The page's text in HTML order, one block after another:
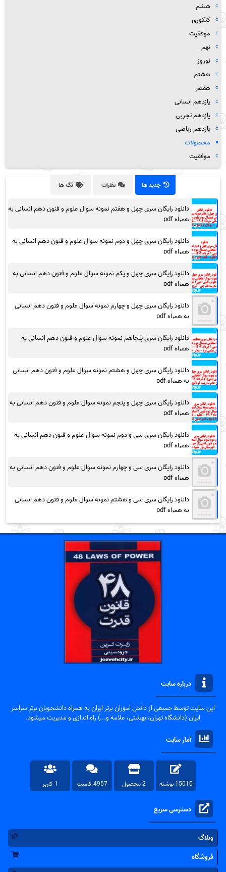
ششم
کنکوری
موفقیت
نهم
نوروز
هشتم
هفتم
یازدهم انسانی
یازدهم تجربی
یازدهم ریاضی
محصولات
موفقیت
جدید ها نظرات تگ ها
دانلود رایگان سری چهل و هفتم نمونه سوال علوم و فنون دهم انسانی به
همراه pdf
دانلود رایگان سری چهل و دوم نمونه سوال علوم و فنون دهم انسانی به
همراه pdf
دانلود رایگان سری چهل و یکم نمونه سوال علوم و فنون دهم انسانی به
همراه pdf
دانلود رایگان سری چهل و چهارم نمونه سوال علوم و فنون دهم انسانی
به همراه pdf
دانلود رایگان سری پنجاهم نمونه سوال علوم و فنون دهم انسانی به
همراه pdf
دانلود رایگان سری چهل و هشتم نمونه سوال علوم و فنون دهم انسانی
به همراه pdf
دانلود رایگان سری چهل و پنجم نمونه سوال علوم و فنون دهم انسانی به
همراه pdf
دانلود رایگان سری سی و دوم نمونه سوال علوم و فنون دهم انسانی به
همراه pdf
دانلود رایگان سری سی و چهارم نمونه سوال علوم و فنون دهم انسانی به
همراه pdf
دانلود رایگان سری سی و هشتم نمونه سوال علوم و فنون دهم انسانی
به همراه pdf
درباره سایت
این سایت توسط جمیعی از دانش اموزان برتر ایران به همراه دانشجویان برتر سراسر
ایران (دانشگاه تهران، بهشتی، علامه و...) راه اندازی و مدیریت میشود.
آمار سایت
15010 نوشته 2 محصول 4957 کامنت 1 کاربر
دسترسی سریع
وبلاگ
فروشگاه